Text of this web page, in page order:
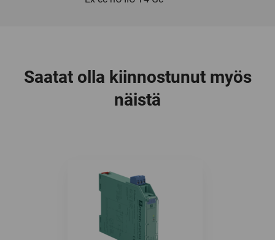
Saatat olla kiinnostunut myös
näistä